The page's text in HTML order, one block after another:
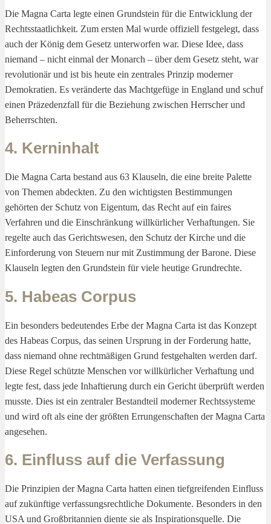
Die Magna Carta legte einen Grundstein für die Entwicklung der
Rechtsstaatlichkeit. Zum ersten Mal wurde offiziell festgelegt, dass
auch der König dem Gesetz unterworfen war. Diese Idee, dass
niemand – nicht einmal der Monarch – über dem Gesetz steht, war
revolutionär und ist bis heute ein zentrales Prinzip moderner
Demokratien. Es veränderte das Machtgefüge in England und schuf
einen Präzedenzfall für die Beziehung zwischen Herrscher und
Beherrschten.
4. Kerninhalt
Die Magna Carta bestand aus 63 Klauseln, die eine breite Palette
von Themen abdeckten. Zu den wichtigsten Bestimmungen
gehörten der Schutz von Eigentum, das Recht auf ein faires
Verfahren und die Einschränkung willkürlicher Verhaftungen. Sie
regelte auch das Gerichtswesen, den Schutz der Kirche und die
Einforderung von Steuern nur mit Zustimmung der Barone. Diese
Klauseln legten den Grundstein für viele heutige Grundrechte.
5. Habeas Corpus
Ein besonders bedeutendes Erbe der Magna Carta ist das Konzept
des Habeas Corpus, das seinen Ursprung in der Forderung hatte,
dass niemand ohne rechtmäßigen Grund festgehalten werden darf.
Diese Regel schützte Menschen vor willkürlicher Verhaftung und
legte fest, dass jede Inhaftierung durch ein Gericht überprüft werden
musste. Dies ist ein zentraler Bestandteil moderner Rechtssysteme
und wird oft als eine der größten Errungenschaften der Magna Carta
angesehen.
6. Einfluss auf die Verfassung
Die Prinzipien der Magna Carta hatten einen tiefgreifenden Einfluss
auf zukünftige verfassungsrechtliche Dokumente. Besonders in den
USA und Großbritannien diente sie als Inspirationsquelle. Die